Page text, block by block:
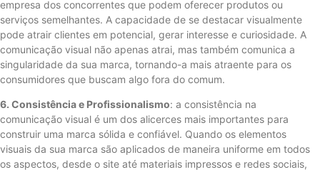
empresa dos concorrentes que podem oferecer produtos ou
serviços semelhantes. A capacidade de se destacar visualmente
pode atrair clientes em potencial, gerar interesse e curiosidade. A
comunicação visual não apenas atrai, mas também comunica a
singularidade da sua marca, tornando-a mais atraente para os
consumidores que buscam algo fora do comum.
6. Consistência e Profissionalismo: a consistência na
comunicação visual é um dos alicerces mais importantes para
construir uma marca sólida e confiável. Quando os elementos
visuais da sua marca são aplicados de maneira uniforme em todos
os aspectos, desde o site até materiais impressos e redes sociais,